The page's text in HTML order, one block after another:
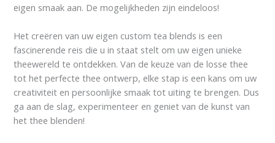
eigen smaak aan. De mogelijkheden zijn eindeloos!
Het creëren van uw eigen custom tea blends is een
fascinerende reis die u in staat stelt om uw eigen unieke
theewereld te ontdekken. Van de keuze van de losse thee
tot het perfecte thee ontwerp, elke stap is een kans om uw
creativiteit en persoonlijke smaak tot uiting te brengen. Dus
ga aan de slag, experimenteer en geniet van de kunst van
het thee blenden!